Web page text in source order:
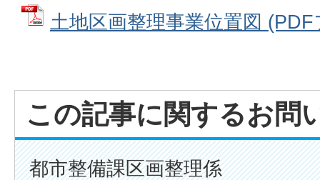
土地区画整理事業位置図
この記事に関するお問
都市整備課区画整理係